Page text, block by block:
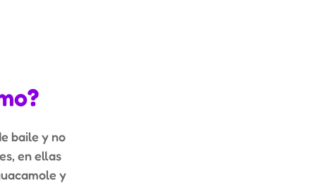
?
baile y no
en ellas
y